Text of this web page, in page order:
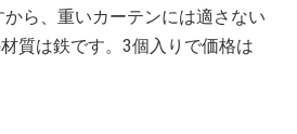
ら、重いカーテンには適さない
質は鉄です。3個入りで価格は